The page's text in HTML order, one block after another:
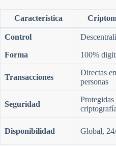
Característica
Control
Forma 100%
Transacciones
Directas
personas
Seguridad
Protegidas
criptografía
Disponibilidad Global,